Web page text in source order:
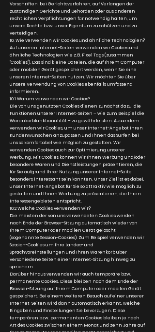
Vorschriften, bei Gerichtsverfahren, auf Verlangen der
zuständigen Gerichte und Behörden oder aus anderen
rechtlichen Verpflichtungen für notwendig halten, um
unsere Rechte bzw. unser Eigentum zu schützen und zu
verteidigen.
10. Wie verwenden wir Cookies und ähnliche Technologien?
Auf unseren Internet-Seiten verwenden wir Cookies und
ähnliche Technologien wie z.B. Pixel Tags (zusammen
"Cookies"). Das sind kleine Dateien, die auf Ihrem Computer
oder mobilen Gerät gespeichert werden, wenn Sie eine
unseren Internet-Seiten nutzen. Wir möchten Sie über
unsere Verwendung von Cookies ebenfalls umfassend
informieren.
10.1 Warum verwenden wir Cookies?
Die von uns genutzten Cookies dienen zunächst dazu, die
Funktionen unserer Internet-Seiten – wie zum Beispiel die
Warenkorbfunktionalität – zu gewährleisten. Ausserdem
verwenden wir Cookies, um unser Internet-Angebot Ihren
Kundenwünschen anzupassen und Ihnen das Surfen bei
uns so komfortabel wie möglich zu gestalten. Wir
verwenden Cookies auch zur Optimierung unserer
Werbung. Mit Cookies können wir Ihnen Werbung und/oder
besondere Waren und Dienstleistungen präsentieren, die
für Sie aufgrund Ihrer Nutzung unserer Internet-Seite
besonders interessant sein könnten. Unser Ziel ist es dabei,
unser Internet-Angebot für Sie so attraktiv wie möglich zu
gestalten und Ihnen Werbung zu präsentieren, die Ihren
Interessengebieten entspricht.
10.2 Welche Cookies verwenden wir?
Die meisten der von uns verwendeten Cookies werden
nach Ende der Browser-Sitzung automatisch wieder von
Ihrem Computer oder mobilen Gerät gelöscht
(sogenannte Session-Cookies). Zum Beispiel verwenden wir
Session-Cookies um Ihre Landes- und
Sprachvoreinstellungen und Ihren Warenkorb über
verschiedene Seiten einer Internet-Sitzung hinweg zu
speichern.
Darüber hinaus verwenden wir auch temporäre bzw.
permanente Cookies. Diese bleiben nach dem Ende der
Browser-Sitzung auf Ihrem Computer oder mobilen Gerät
gespeichert. Bei einem weiteren Besuch auf einer unserer
Internet-Seiten wird dann automatisch erkannt, welche
Eingaben und Einstellungen Sie bevorzugen. Diese
temporären bzw. permanenten Cookies bleiben je nach
Art des Cookies zwischen einem Monat und zehn Jahre auf